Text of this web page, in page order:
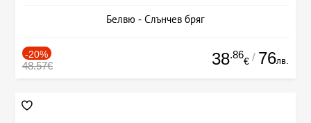
Белвю - Слънчев бряг
-20%
48.57€ 38.86
€ / 76лв.